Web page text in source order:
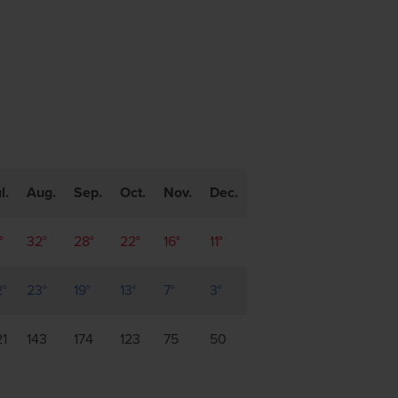
Aug. Sep. Oct. Nov. Dec.
32° 28° 22° 16° 11°
23° 19° 13° 7° 3°
143 174 123 75 50